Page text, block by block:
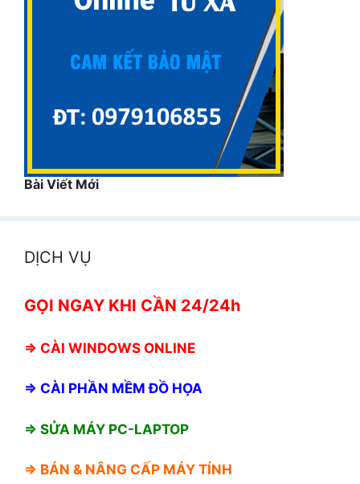
Bài Viết Mới
DỊCH VỤ
GỌI NGAY KHI CẦN 24/24h
⇒ CÀI WINDOWS ONLINE
⇒ CÀI PHẦN MỀM ĐỒ HỌA
⇒ SỬA MÁY PC-LAPTOP
⇒ BÁN & NÂNG CẤP MÁY TÍNH